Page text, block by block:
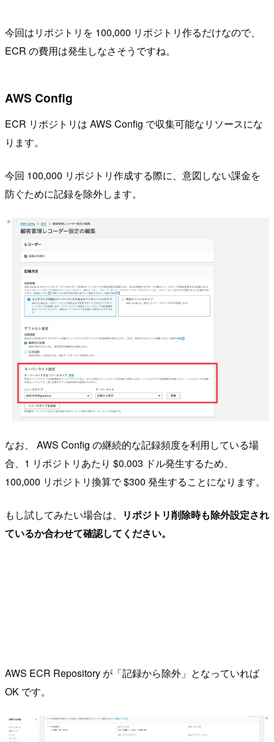
今回はリポジトリを 100,000 リポジトリ作るだけなので、
ECR の費用は発生しなさそうですね。
AWS Config
ECR リポジトリは AWS Config で収集可能なリソースにな
ります。
今回 100,000 リポジトリ作成する際に、意図しない課金を
防ぐために記録を除外します。
なお、 AWS Config の継続的な記録頻度を利用している場
合、1 リポジトリあたり $0.003 ドル発生するため、
100,000 リポジトリ換算で $300 発生することになります。
もし試してみたい場合は、
リポジトリ削除時も除外設定され
ているか合わせて確認してください。
AWS ECR Repository が「記録から除外」となっていれば
OK です。